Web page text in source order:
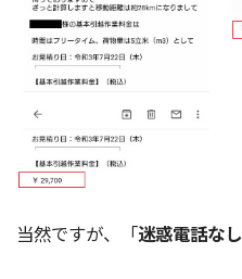
当然ですが、「迷惑電話なし